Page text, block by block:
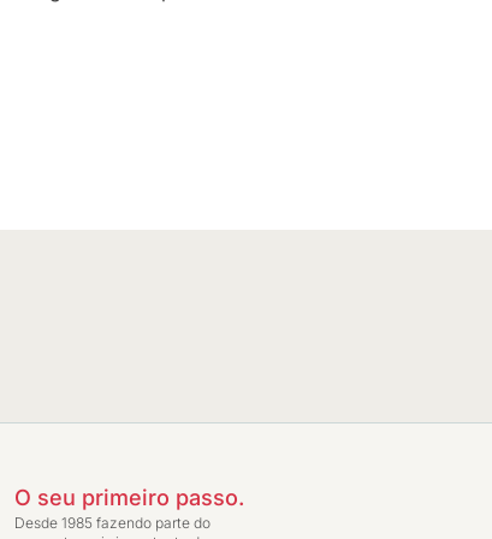
O seu primeiro passo.
Desde 1985 fazendo parte do